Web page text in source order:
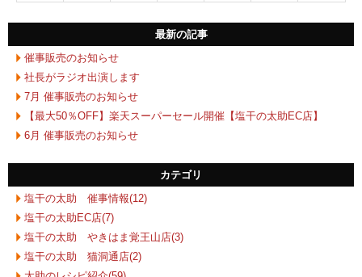
最新の記事
催事販売のお知らせ
社長がラジオ出演します
7月 催事販売のお知らせ
【最大50％OFF】楽天スーパーセール開催【塩干の太助EC店】
6月 催事販売のお知らせ
カテゴリ
塩干の太助 催事情報(12)
塩干の太助EC店(7)
塩干の太助 やきはま覚王山店(3)
塩干の太助 猫洞通店(2)